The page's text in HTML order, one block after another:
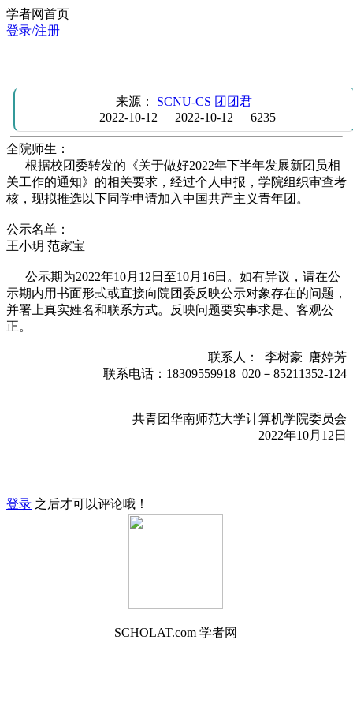
学者网首页
登录/注册
来源： SCNU-CS 团团君
2022-10-12
2022-10-12 6235
全院师生：
根据校团委转发的《关于做好2022年下半年发展新团员相
关工作的通知》的相关要求，经过个人申报，学院组织审查考
核，现拟推选以下同学申请加入中国共产主义青年团。
公示名单：
王小玥 范家宝
公示期为2022年10月12日至10月16日。如有异议，请在公
示期内用书面形式或直接向院团委反映公示对象存在的问题，
并署上真实姓名和联系方式。反映问题要实事求是、客观公
正。
联系人： 李树豪 唐婷芳
联系电话：18309559918 020－85211352-124
共青团华南师范大学计算机学院委员会
2022年10月12日
登录 之后才可以评论哦！
SCHOLAT.com 学者网